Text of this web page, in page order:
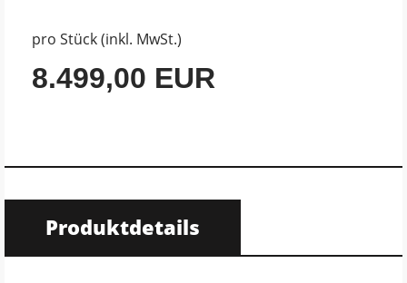
pro Stück (inkl. MwSt.)
8.499,00 EUR
Produktdetails